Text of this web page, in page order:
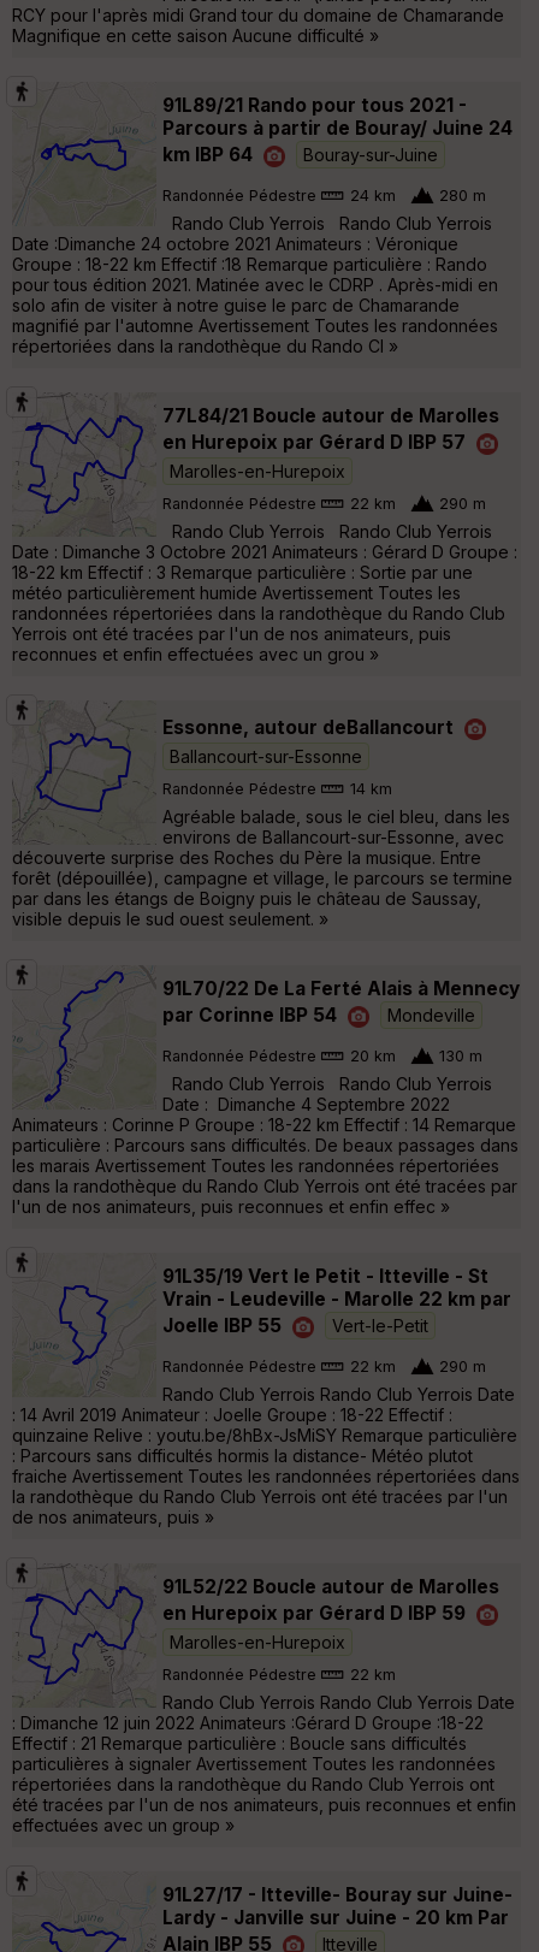
RCY pour l'après midi Grand tour du domaine de Chamarande
Magnifique en cette saison Aucune difficulté »
91L89/21 Rando pour tous 2021 -
Parcours à partir de Bouray/ Juine 24
km IBP 64
Bouray-sur-Juine
Randonnée Pédestre 24 km 280 m
Rando Club Yerrois Rando Club Yerrois
Date :Dimanche 24 octobre 2021 Animateurs : Véronique
Groupe : 18-22 km Effectif :18 Remarque particulière : Rando
pour tous édition 2021. Matinée avec le CDRP . Après-midi en
solo afin de visiter à notre guise le parc de Chamarande
magnifié par l'automne Avertissement Toutes les randonnées
répertoriées dans la randothèque du Rando Cl »
77L84/21 Boucle autour de Marolles
en Hurepoix par Gérard D IBP 57
Marolles-en-Hurepoix
Randonnée Pédestre 22 km 290 m
Rando Club Yerrois Rando Club Yerrois
Date : Dimanche 3 Octobre 2021 Animateurs : Gérard D Groupe :
18-22 km Effectif : 3 Remarque particulière : Sortie par une
météo particulièrement humide Avertissement Toutes les
randonnées répertoriées dans la randothèque du Rando Club
Yerrois ont été tracées par l'un de nos animateurs, puis
reconnues et enfin effectuées avec un grou »
Essonne, autour deBallancourt
Ballancourt-sur-Essonne
Randonnée Pédestre 14 km
Agréable balade, sous le ciel bleu, dans les
environs de Ballancourt-sur-Essonne, avec
découverte surprise des Roches du Père la musique. Entre
forêt (dépouillée), campagne et village, le parcours se termine
par dans les étangs de Boigny puis le château de Saussay,
visible depuis le sud ouest seulement. »
91L70/22 De La Ferté Alais à Mennecy
par Corinne IBP 54
Mondeville
Randonnée Pédestre 20 km 130 m
Rando Club Yerrois Rando Club Yerrois
Date : Dimanche 4 Septembre 2022
Animateurs : Corinne P Groupe : 18-22 km Effectif : 14 Remarque
particulière : Parcours sans difficultés. De beaux passages dans
les marais Avertissement Toutes les randonnées répertoriées
dans la randothèque du Rando Club Yerrois ont été tracées par
l'un de nos animateurs, puis reconnues et enfin effec »
91L35/19 Vert le Petit - Itteville - St
Vrain - Leudeville - Marolle 22 km par
Joelle IBP 55
Vert-le-Petit
Randonnée Pédestre 22 km 290 m
Rando Club Yerrois Rando Club Yerrois Date
: 14 Avril 2019 Animateur : Joelle Groupe : 18-22 Effectif :
quinzaine Relive : youtu.be/8hBx-JsMiSY Remarque particulière
: Parcours sans difficultés hormis la distance- Météo plutot
fraiche Avertissement Toutes les randonnées répertoriées dans
la randothèque du Rando Club Yerrois ont été tracées par l'un
de nos animateurs, puis »
91L52/22 Boucle autour de Marolles
en Hurepoix par Gérard D IBP 59
Marolles-en-Hurepoix
Randonnée Pédestre 22 km
Rando Club Yerrois Rando Club Yerrois Date
: Dimanche 12 juin 2022 Animateurs :Gérard D Groupe :18-22
Effectif : 21 Remarque particulière : Boucle sans difficultés
particulières à signaler Avertissement Toutes les randonnées
répertoriées dans la randothèque du Rando Club Yerrois ont
été tracées par l'un de nos animateurs, puis reconnues et enfin
effectuées avec un group »
91L27/17 - Itteville- Bouray sur Juine-
Lardy - Janville sur Juine - 20 km Par
Alain IBP 55
Itteville